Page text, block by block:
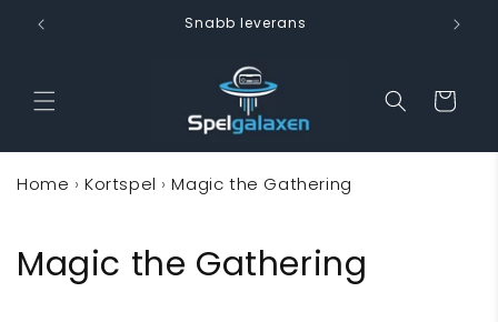
vidare
till
Snabb leverans
Varukorg
Home › Kortspel › Magic the Gathering
P
Magic the Gathering